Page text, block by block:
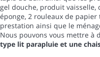
gel douche, produit
éponge, 2 rouleaux de
prestation ainsi que le
Nous pouvons vous mettre à
type lit parapluie et une